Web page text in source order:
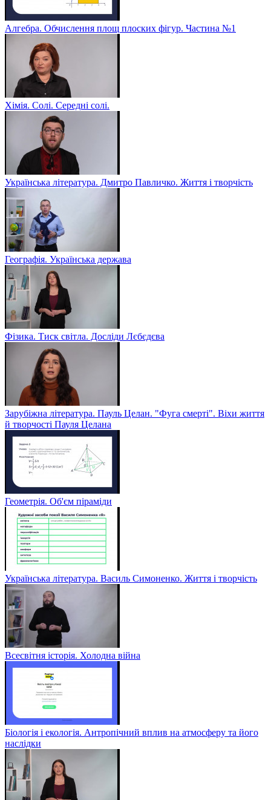
Алгебра. Обчислення площ плоских фігур. Частина №1
Хімія. Солі. Середні солі.
Українська література. Дмитро Павличко. Життя і творчість
Географія. Українська держава
Фізика. Тиск світла. Досліди Лєбєдєва
Зарубіжна література. Пауль Целан. "Фуга смерті". Віхи життя
й творчості Пауля Целана
Геометрія. Об'єм піраміди
Українська література. Василь Симоненко. Життя і творчість
Всесвітня історія. Холодна війна
Біологія і екологія. Антропічний вплив на атмосферу та його
наслідки